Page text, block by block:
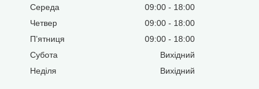
Середа
09:00
18:00
Четвер
09:00
18:00
Пʼятниця
09:00
18:00
Субота
Вихідний
Неділя
Вихідний